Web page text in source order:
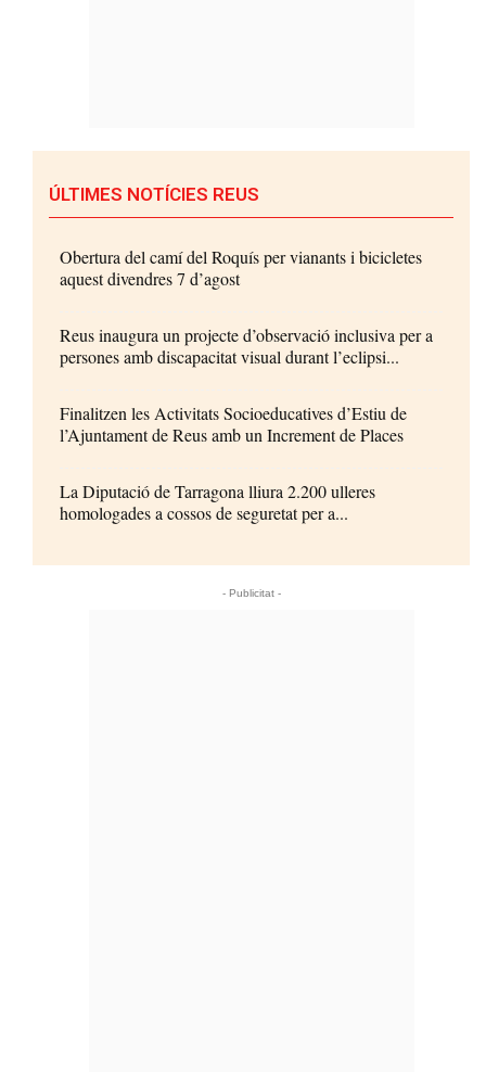
ÚLTIMES NOTÍCIES REUS
Obertura del camí del Roquís per vianants i bicicletes
aquest divendres 7 d’agost
Reus inaugura un projecte d’observació inclusiva per a
persones amb discapacitat visual durant l’eclipsi...
Finalitzen les Activitats Socioeducatives d’Estiu de
l’Ajuntament de Reus amb un Increment de Places
La Diputació de Tarragona lliura 2.200 ulleres
homologades a cossos de seguretat per a...
- Publicitat -